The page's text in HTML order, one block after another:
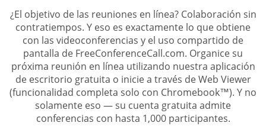
¿El objetivo de las reuniones en línea? Colaboración sin
contratiempos. Y eso es exactamente lo que obtiene
con las videoconferencias y el uso compartido de
pantalla de FreeConferenceCall.com. Organice su
próxima reunión en línea utilizando nuestra aplicación
de escritorio gratuita o inicie a través de Web Viewer
(funcionalidad completa solo con Chromebook™). Y no
solamente eso — su cuenta gratuita admite
conferencias con hasta 1,000 participantes.